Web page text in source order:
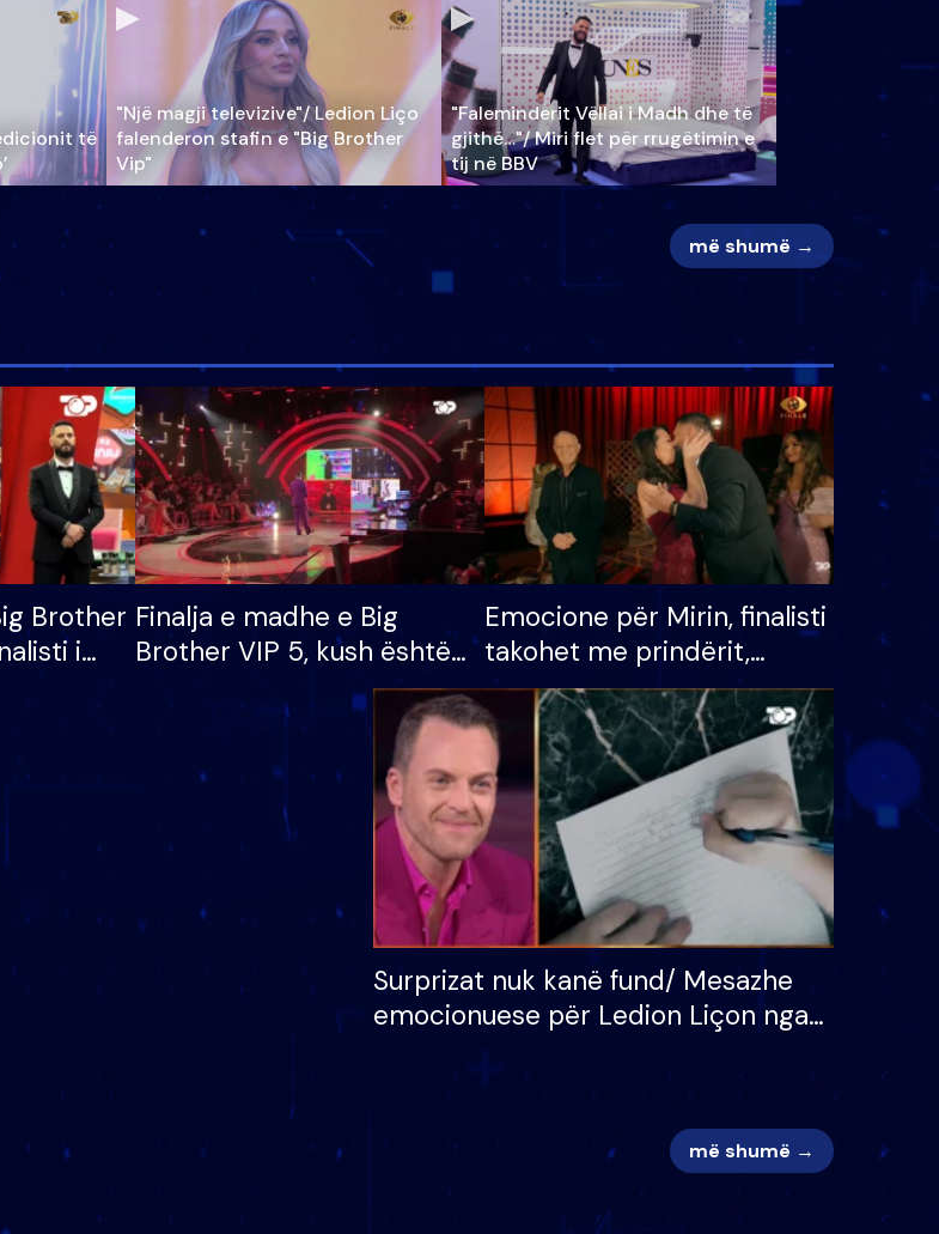
të
"Një magji televizive"/ Ledion Liço
falenderon stafin e "Big Brother
Vip"
"Faleminderit Vëllai i Madh dhe të
gjithë…"/ Miri flet për rrugëtimin e
tij në BBV
më shumë →
Brother
i
Finalja e madhe e Big
Brother VIP 5, kush është
banori i parë që lë shtëpinë
dhe humb mundësinë për
të fituar çmimin e madh
Emocione për Mirin, finalisti
takohet me prindërit,
vajzën dhe bashkëshorten:
S’kemi ndonjë letër divorci
apo jo?
Surprizat nuk kanë fund/ Mesazhe
emocionuese për Ledion Liçon nga
më shumë →